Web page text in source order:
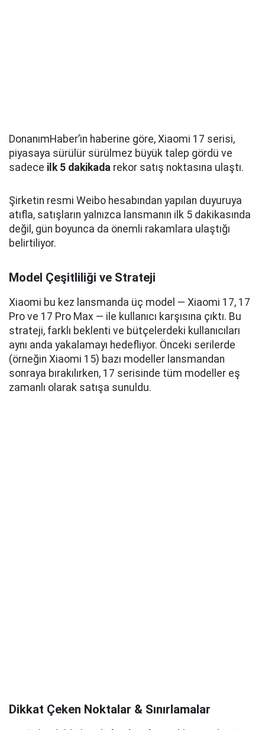
DonanımHaber’in haberine göre, Xiaomi 17 serisi,
piyasaya sürülür sürülmez büyük talep gördü ve
sadece ilk 5 dakikada rekor satış noktasına ulaştı.
Şirketin resmi Weibo hesabından yapılan duyuruya
atıfla, satışların yalnızca lansmanın ilk 5 dakikasında
değil, gün boyunca da önemli rakamlara ulaştığı
belirtiliyor.
Model Çeşitliliği ve Strateji
Xiaomi bu kez lansmanda üç model — Xiaomi 17, 17
Pro ve 17 Pro Max — ile kullanıcı karşısına çıktı. Bu
strateji, farklı beklenti ve bütçelerdeki kullanıcıları
aynı anda yakalamayı hedefliyor. Önceki serilerde
(örneğin Xiaomi 15) bazı modeller lansmandan
sonraya bırakılırken, 17 serisinde tüm modeller eş
zamanlı olarak satışa sunuldu.
Dikkat Çeken Noktalar & Sınırlamalar